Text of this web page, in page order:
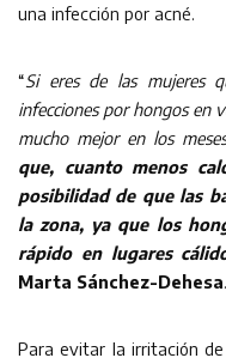
una infección por acné.
“Si eres de las mujeres
infecciones por hongos en
mucho mejor en los
que, cuanto menos
posibilidad de que las
la zona, ya que los
rápido en lugares
Marta Sánchez-Dehesa.
Para evitar la irritación